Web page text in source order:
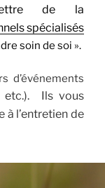
de la
spécialisés
soin de soi ».
d’événements
etc.).
Ils vous
l’entretien de